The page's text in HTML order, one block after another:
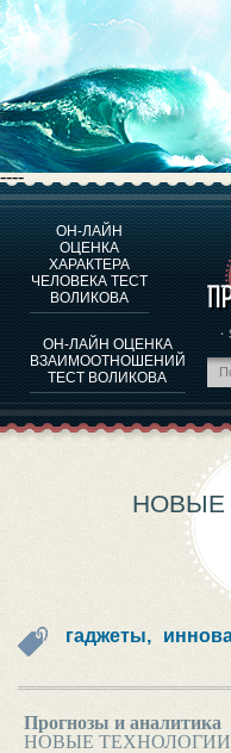
----
ОН-ЛАЙН
ОЦЕНКА
ХАРАКТЕРА
ЧЕЛОВЕКА ТЕСТ
ВОЛИКОВА
ОН-ЛАЙН ОЦЕНКА
ВЗАИМООТНОШЕНИЙ
ТЕСТ ВОЛИКОВА
·
ОЦЕНКА
ОЦЕНКА
ТЕСТ НА
НОВЫЕ
гаджеты,
Прогнозы и аналитика
НОВЫЕ ТЕХНОЛОГИИ